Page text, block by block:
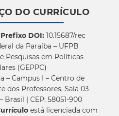
DO CURRÍCULO
Prefixo DOI:10.15687/rec
da Paraíba – UFPB
Pesquisas em Políticas
(GEPPC)
– Campus I – Centro de
dos Professores, Sala 03
Brasil | CEP: 58051-900
está licenciada com